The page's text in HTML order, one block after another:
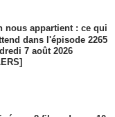
nous appartient : ce qui
dans l'épisode 2265
7 août 2026